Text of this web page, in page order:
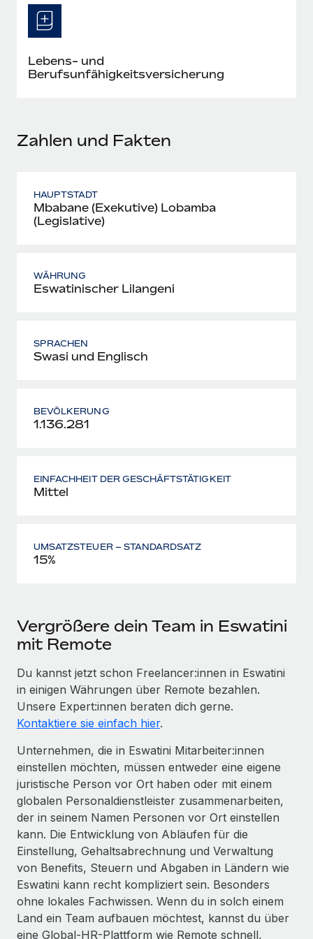
Mehr erfahren
Lebens- und
Berufsunfähigkeitsversicherung
Zahlen und Fakten
HAUPTSTADT
Mbabane (Exekutive) Lobamba
(Legislative)
WÄHRUNG
Eswatinischer Lilangeni
SPRACHEN
Swasi und Englisch
BEVÖLKERUNG
1.136.281
EINFACHHEIT DER GESCHÄFTSTÄTIGKEIT
Mittel
UMSATZSTEUER – STANDARDSATZ
15%
Vergrößere dein Team in Eswatini
mit Remote
Du kannst jetzt schon Freelancer:innen in Eswatini
in einigen Währungen über Remote bezahlen.
Unsere Expert:innen beraten dich gerne.
Kontaktiere sie einfach hier.
Unternehmen, die in Eswatini Mitarbeiter:innen
einstellen möchten, müssen entweder eine eigene
juristische Person vor Ort haben oder mit einem
globalen Personaldienstleister zusammenarbeiten,
der in seinem Namen Personen vor Ort einstellen
kann. Die Entwicklung von Abläufen für die
Einstellung, Gehaltsabrechnung und Verwaltung
von Benefits, Steuern und Abgaben in Ländern wie
Eswatini kann recht kompliziert sein. Besonders
ohne lokales Fachwissen. Wenn du in solch einem
Land ein Team aufbauen möchtest, kannst du über
eine Global-HR-Plattform wie Remote schnell,